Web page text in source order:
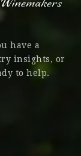
have a
insights, or
to help.